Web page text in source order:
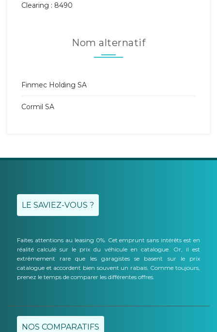
Clearing : 8490
Nom alternatif
Finmec Holding SA
Cormil SA
LE SAVIEZ-VOUS ?
Faites attentions au leasing 0%. Cet emprunt sans intérêts est en
réalité calculé sur le prix du véhicule en catalogue. Or, il est
extrêmement rare que les garagistes se basent sur le prix
catalogue et accordent bien souvent un rabais. Comme toujours,
prenez le temps de comparer les différentes offres.
NOS COMPARATIFS